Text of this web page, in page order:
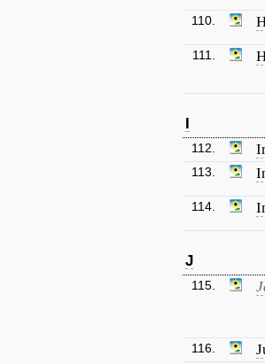
110.
111.
I
112.
113.
114.
J
115.
116.